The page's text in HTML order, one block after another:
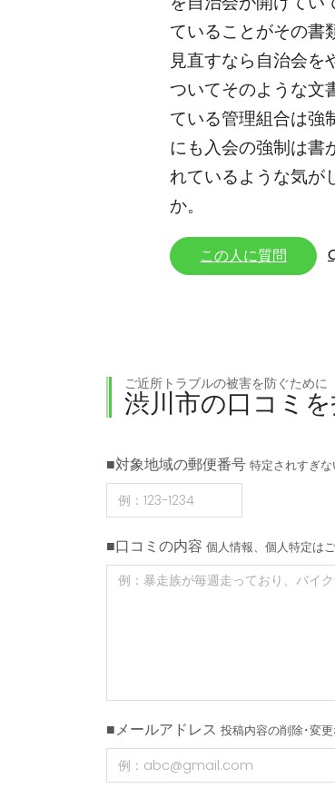
ていることがその書
見直すなら自治会を
ついてそのような文
ている管理組合は強
にも入会の強制は書
れているような気が
か。
この人に質問
ご近所トラブルの被害を防ぐために
渋川市の口コミ
■対象地域の郵便番号 特定されすぎ
■口コミの内容 個人情報、個人特定は
■メールアドレス 投稿内容の削除･変